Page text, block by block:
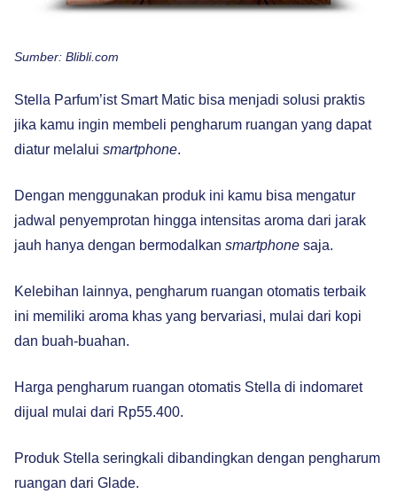
Sumber: Blibli.com
Stella Parfum’ist Smart Matic bisa menjadi solusi praktis
jika kamu ingin membeli pengharum ruangan yang dapat
diatur melalui smartphone.
Dengan menggunakan produk ini kamu bisa mengatur
jadwal penyemprotan hingga intensitas aroma dari jarak
jauh hanya dengan bermodalkan smartphone saja.
Kelebihan lainnya, pengharum ruangan otomatis terbaik
ini memiliki aroma khas yang bervariasi, mulai dari kopi
dan buah-buahan.
Harga pengharum ruangan otomatis Stella di indomaret
dijual mulai dari Rp55.400.
Produk Stella seringkali dibandingkan dengan pengharum
ruangan dari Glade.